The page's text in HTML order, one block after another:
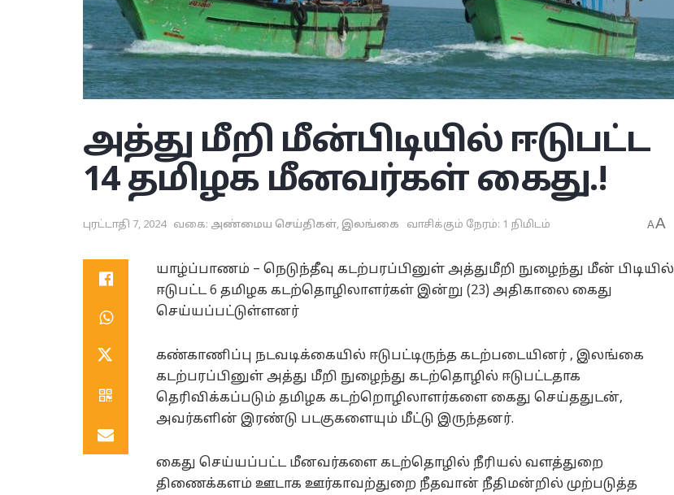
அத்து மீறி மீன்பிடியில் ஈடுபட்ட
14 தமிழக மீனவர்கள் கைது.!
புரட்டாதி 7, 2024 வகை: அண்மைய செய்திகள்,இலங்கை வாசிக்கும் நேரம்: 1 நிமிடம் AA
யாழ்ப்பாணம் – நெடுந்தீவு கடற்பரப்பினுள் அத்துமீறி நுழைந்து மீன் பிடியில்
ஈடுபட்ட 6 தமிழக கடற்தொழிலாளர்கள் இன்று (23) அதிகாலை கைது
செய்யப்பட்டுள்ளனர்
கண்காணிப்பு நடவடிக்கையில் ஈடுபட்டிருந்த கடற்படையினர் , இலங்கை
கடற்பரப்பினுள் அத்து மீறி நுழைந்து கடற்தொழில் ஈடுபட்டதாக
தெரிவிக்கப்படும் தமிழக கடற்றொழிலாளர்களை கைது செய்ததுடன்,
அவர்களின் இரண்டு படகுகளையும் மீட்டு இருந்தனர்.
கைது செய்யப்பட்ட மீனவர்களை கடற்தொழில் நீரியல் வளத்துறை
திணைக்களம் ஊடாக ஊர்காவற்துறை நீதவான் நீதிமன்றில் முற்படுத்த